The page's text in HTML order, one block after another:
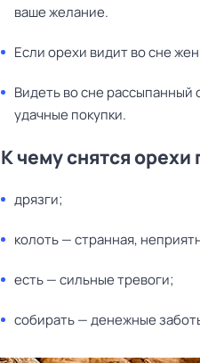
ваше желание.
Если орехи видит во сне
Видеть во сне
удачные покупки.
К чему снятся
дрязги;
колоть — странная,
есть — сильные тревоги;
собирать — денежные